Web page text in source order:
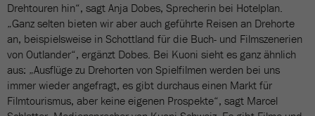
Drehtouren hin“, sagt Anja Dobes, Sprecherin bei Hotelplan.
„Ganz selten bieten wir aber auch geführte Reisen an Drehorte
an, beispielsweise in Schottland für die Buch- und Filmszenerien
von Outlander“, ergänzt Dobes. Bei Kuoni sieht es ganz ähnlich
aus: „Ausflüge zu Drehorten von Spielfilmen werden bei uns
immer wieder angefragt, es gibt durchaus einen Markt für
Filmtourismus, aber keine eigenen Prospekte“, sagt Marcel